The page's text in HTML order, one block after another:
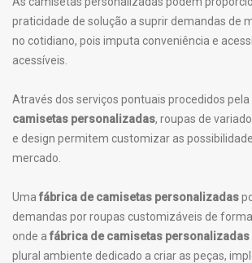
praticidade de solução a suprir demandas de
no cotidiano, pois imputa conveniência e
acessíveis.
Através dos serviços pontuais procedidos pela
camisetas personalizadas, roupas de
e design permitem customizar as
mercado.
Uma fábrica de camisetas personalizadas
demandas por roupas customizáveis de
onde a fábrica de camisetas personalizadas
plural ambiente dedicado a criar as peças,